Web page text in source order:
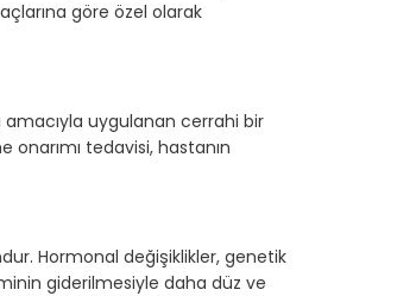
göre özel olarak
amacıyla uygulanan cerrahi bir
tedavisi, hastanın
Hormonal değişiklikler, genetik
giderilmesiyle daha düz ve